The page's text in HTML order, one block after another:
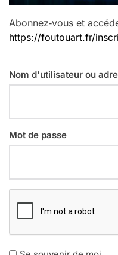
Abonnez‑vous et
https://foutouart.fr/
Nom d'utilisateur ou
Mot de passe